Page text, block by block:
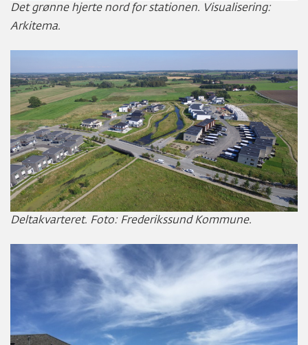
Det grønne hjerte nord for stationen. Visualisering:
Arkitema.
Deltakvarteret. Foto: Frederikssund Kommune.